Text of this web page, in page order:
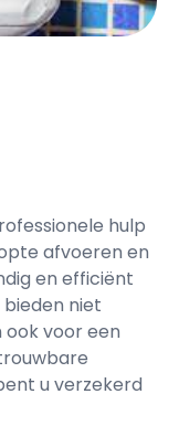
hulp
afvoeren en
en efficiënt
niet
ook voor een
u verzekerd